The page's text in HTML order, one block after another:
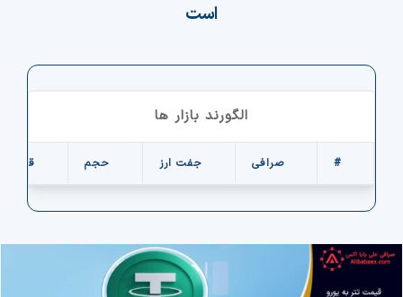
است
الگورند بازار ها
# صرافی جفت ارز حجم قیمت